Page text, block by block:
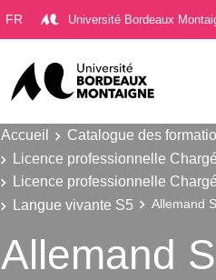
FR Université Bordeaux
Accueil Catalogue des
Licence professionnelle
Licence professionnelle
Langue vivante S5
Allemand
Allemand